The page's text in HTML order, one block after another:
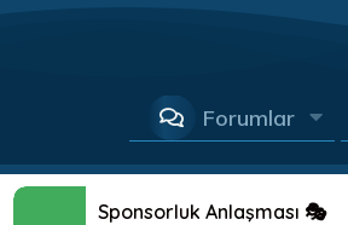
Forumlar
Sponsorluk Anlaşması 🎭